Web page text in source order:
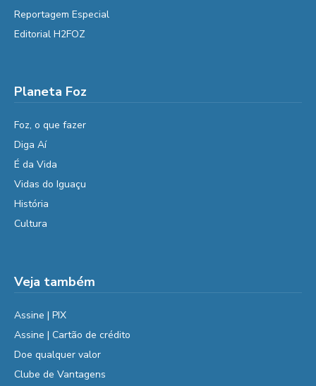
Reportagem Especial
Editorial H2FOZ
Planeta Foz
Foz, o que fazer
Diga Aí
É da Vida
Vidas do Iguaçu
História
Cultura
Veja também
Assine | PIX
Assine | Cartão de crédito
Doe qualquer valor
Clube de Vantagens